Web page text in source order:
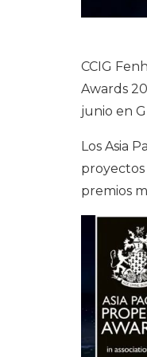
CCIG
Awards
junio en
Los Asia
proyectos
premios